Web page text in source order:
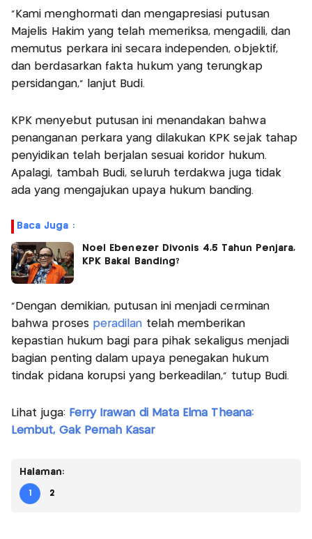
"Kami menghormati dan mengapresiasi putusan
Majelis Hakim yang telah memeriksa, mengadili, dan
memutus perkara ini secara independen, objektif,
dan berdasarkan fakta hukum yang terungkap
persidangan," lanjut Budi.
KPK menyebut putusan ini menandakan bahwa
penanganan perkara yang dilakukan KPK sejak tahap
penyidikan telah berjalan sesuai koridor hukum.
Apalagi, tambah Budi, seluruh terdakwa juga tidak
ada yang mengajukan upaya hukum banding.
Baca Juga :
Noel Ebenezer Divonis 4,5 Tahun Penjara,
KPK Bakal Banding?
"Dengan demikian, putusan ini menjadi cerminan
bahwa prosesperadilan telah memberikan
kepastian hukum bagi para pihak sekaligus menjadi
bagian penting dalam upaya penegakan hukum
tindak pidana korupsi yang berkeadilan," tutup Budi.
Lihat juga: Ferry Irawan di Mata Elma Theana:
Lembut, Gak Pernah Kasar
Halaman:
1 2